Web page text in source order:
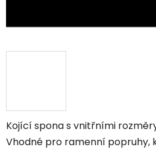
Kojící spona s vnitřními
Vhodné pro ramenní popruhy,